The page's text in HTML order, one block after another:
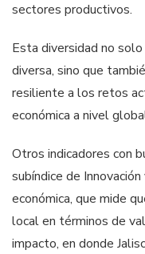
sectores productivos.
Esta diversidad no
diversa, sino que
resiliente a los retos
económica a nivel
Otros indicadores con
subíndice de
económica, que mide
local en términos de
impacto, en donde